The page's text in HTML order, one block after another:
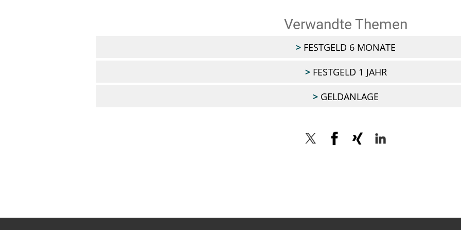
Verwandte Themen
FESTGELD 6 MONATE
FESTGELD 1 JAHR
GELDANLAGE